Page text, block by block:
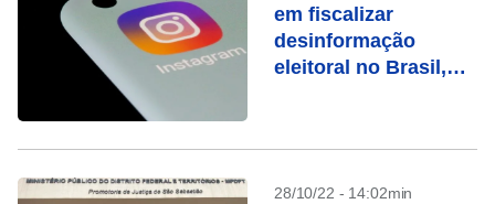
em fiscalizar
desinformação
eleitoral no Brasil,
28/10/22 - 14:02min